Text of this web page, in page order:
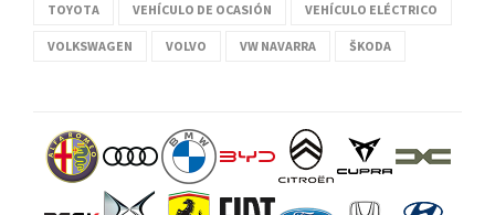
TOYOTA VEHÍCULO DE OCASIÓN VEHÍCULO ELÉCTRICO
VOLKSWAGEN VOLVO VW NAVARRA ŠKODA